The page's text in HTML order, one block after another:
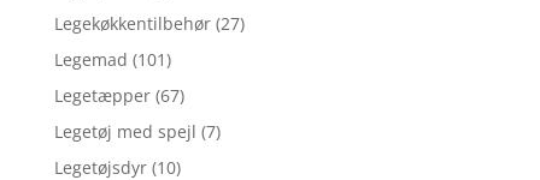
Legekøkkentilbehør (27)
Legemad (101)
Legetæpper (67)
Legetøj med spejl (7)
Legetøjsdyr (10)